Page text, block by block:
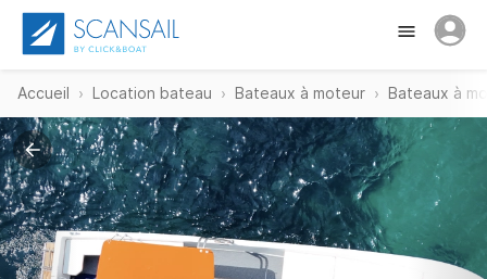
Accueil Location bateau Bateaux à moteur Bateaux à